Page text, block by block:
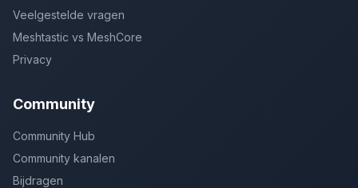
Veelgestelde vragen
Meshtastic vs MeshCore
Privacy
Community
Community Hub
Community kanalen
Bijdragen